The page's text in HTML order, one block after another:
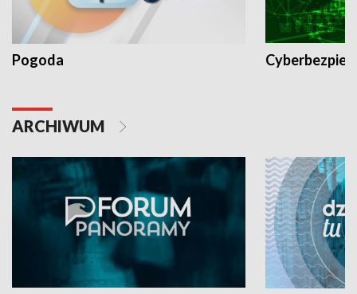
Pogoda
ARCHIWUM